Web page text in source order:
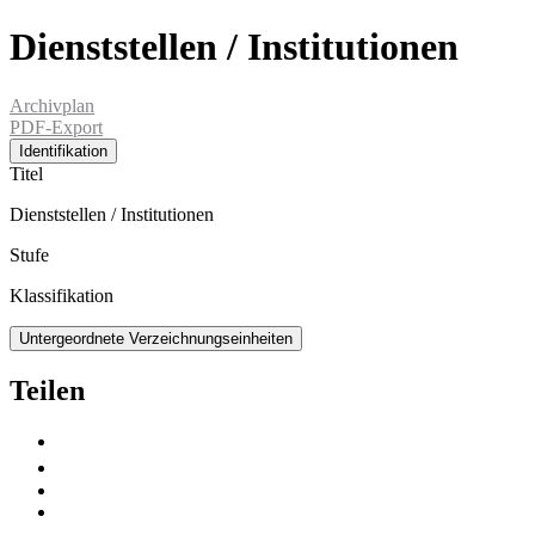
Dienststellen / Institutionen
Archivplan
PDF-Export
Identifikation
Titel
Dienststellen / Institutionen
Stufe
Klassifikation
Untergeordnete Verzeichnungseinheiten
Teilen